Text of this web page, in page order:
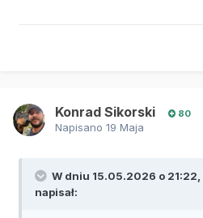
Konrad Sikorski 80
Napisano 19 Maja
W dniu 15.05.2026 o 21:22,
napisał: